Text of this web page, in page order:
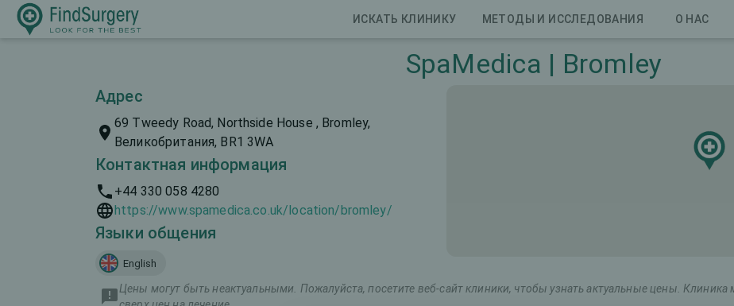
ИСКАТЬ КЛИНИКУ МЕТОДЫ И ИССЛЕДОВАНИЯ О НАС
SpaMedica | Bromley
Адрес
69 Tweedy Road, Northside House , Bromley,
Великобритания, BR1 3WA
Контактная информация
+44 330 058 4280
https://www.spamedica.co.uk/location/bromley/
Языки общения
English
Цены могут быть неактуальными. Пожалуйста, посетите веб-сайт клиники, чтобы узнать актуальные цены.